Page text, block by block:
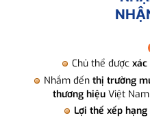
Chủ thể được xác
Nhắm đến thị trường
thương hiệuViệt Nam
Lợi thế xếp hạng